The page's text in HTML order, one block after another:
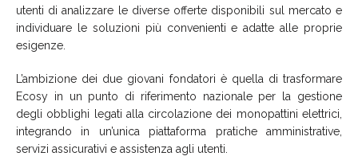
utenti di analizzare le diverse offerte disponibili sul mercato e
individuare le soluzioni più convenienti e adatte alle proprie
esigenze.
L’ambizione dei due giovani fondatori è quella di trasformare
Ecosy in un punto di riferimento nazionale per la gestione
degli obblighi legati alla circolazione dei monopattini elettrici,
integrando in un’unica piattaforma pratiche amministrative,
servizi assicurativi e assistenza agli utenti.